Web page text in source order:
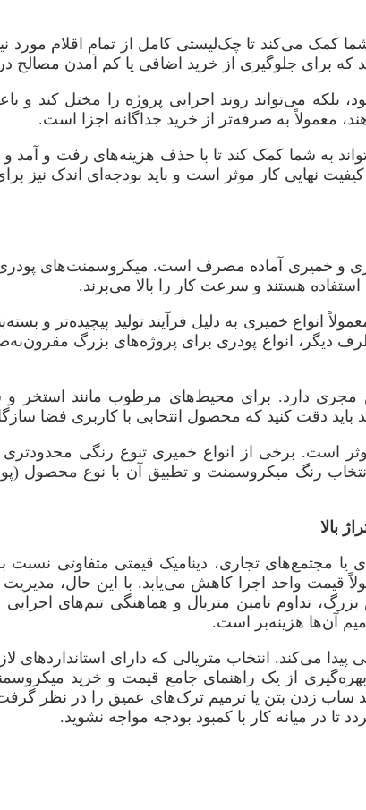
می‌کند تا چک‌لیستی کامل از تمام اقلام مورد نیاز
برای جلوگیری از خرید اضافی یا کم آمدن مصالح
بلکه می‌تواند روند اجرایی پروژه را مختل کند
معمولاً به صرفه‌تر از خرید جداگانه اجزا است.
به شما کمک کند تا با حذف هزینه‌های رفت و آمد
نهایی کار موثر است و باید بودجه‌ای اندک نیز
و خمیری آماده مصرف است. میکروسمنت‌های
هستند و سرعت کار را بالا می‌برند.
انواع خمیری به دلیل فرآیند تولید پیچیده‌تر و
دیگر، انواع پودری برای پروژه‌های بزرگ
دارد. برای محیط‌های مرطوب مانند استخر
باید دقت کنید که محصول انتخابی با کاربری فضا
است. برخی از انواع خمیری تنوع رنگی
رنگ میکروسمنت و تطبیق آن با نوع محصول
بالا
یا مجتمع‌های تجاری، دینامیک قیمتی متفاوتی
قیمت واحد اجرا کاهش می‌یابد. با این حال،
تداوم تامین متریال و هماهنگی تیم‌های اجرایی
پیدا می‌کند. انتخاب متریالی که دارای
از یک راهنمای جامع قیمت و خرید
زدن بتن یا ترمیم ترک‌های عمیق را در نظر گرفت.
تا در میانه کار با کمبود بودجه مواجه نشوید.